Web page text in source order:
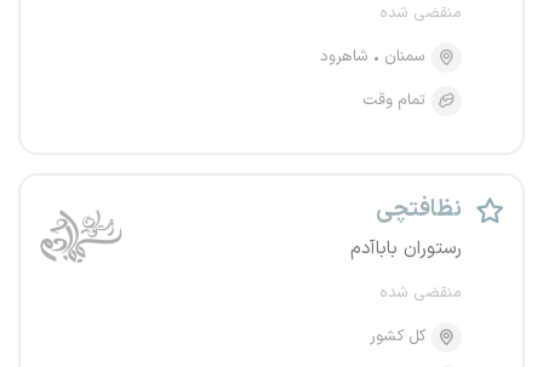
منقضی شده
سمنان
شاهرود
تمام وقت
نظافتچی
رستوران باباآدم
منقضی شده
کل کشور